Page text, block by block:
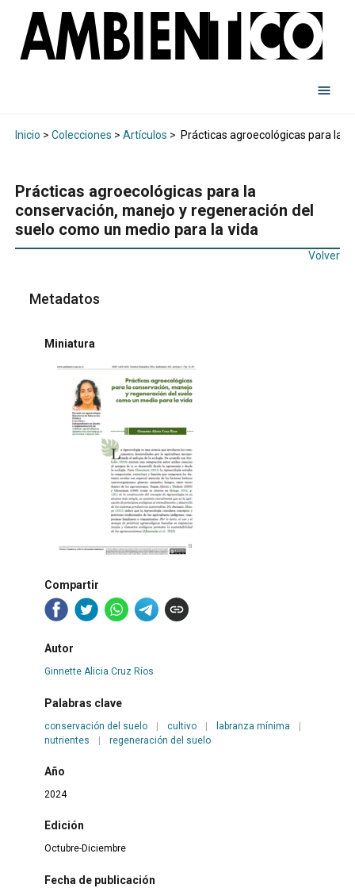
Inicio > Colecciones > Artículos > Prácticas agroecológicas para la
Prácticas agroecológicas para la
conservación, manejo y regeneración del
suelo como un medio para la vida
Volver
Metadatos
Miniatura
Compartir
Autor
Ginnette Alicia Cruz Ríos
Palabras clave
conservación del suelo | cultivo | labranza mínima
|
nutrientes
| regeneración del suelo
Año
2024
Edición
Octubre-Diciembre
Fecha de publicación